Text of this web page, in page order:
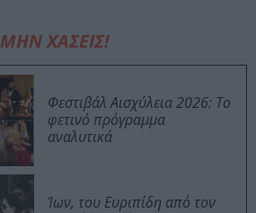
ΜΗΝ ΧΑΣΕΙΣ!
Φεστιβάλ Αισχύλεια 2026: Το
φετινό πρόγραμμα
αναλυτικά
Ίων, του Ευριπίδη από τον